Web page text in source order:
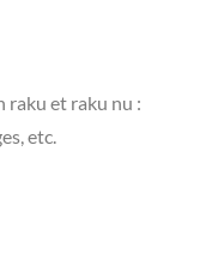
et raku nu :
etc.